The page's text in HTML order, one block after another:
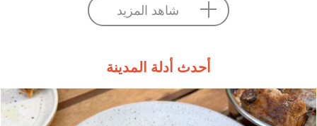
شاهد المزيد
أحدث أدلة المدينة